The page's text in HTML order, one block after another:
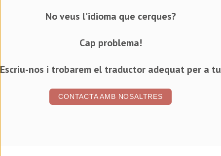
No veus l'idioma que cerques?
Cap problema!
Escriu-nos i trobarem el traductor adequat per a tu
CONTACTA AMB NOSALTRES